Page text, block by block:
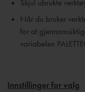
Skjul ubrukte
Når du bruker
for at
variabelen
Innstillinger for valg